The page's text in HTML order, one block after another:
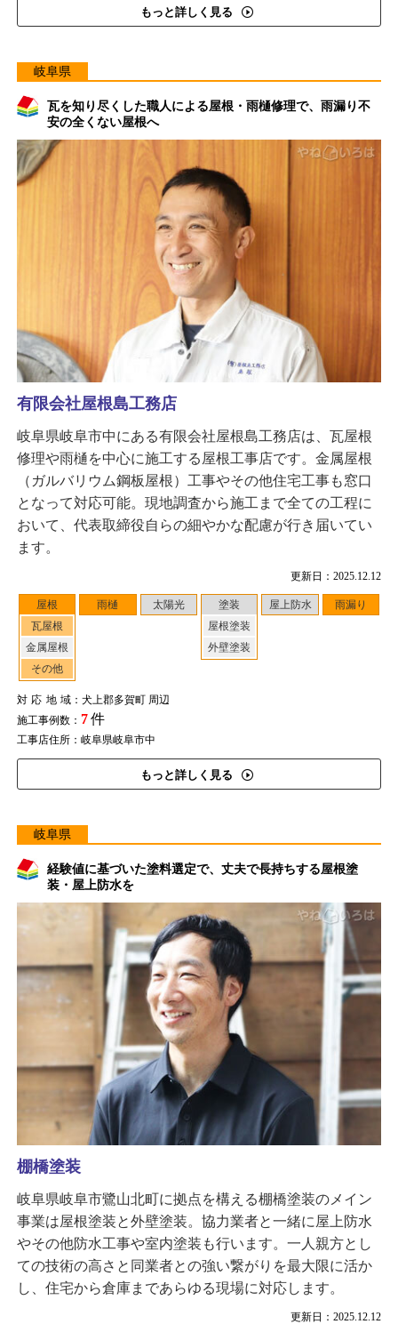
もっと詳しく見る
岐阜県
瓦を知り尽くした職人による屋根・雨樋修理で、雨漏り不
安の全くない屋根へ
更新日：2025.12.12
屋根
瓦屋根
金属屋根
その他
雨樋 太陽光
塗装
屋根塗装
外壁塗装
屋上防水 雨漏り
対応地域：犬上郡多賀町 周辺
施工事例数： 7件
工事店住所：岐阜県岐阜市中
もっと詳しく見る
有限会社屋根島工務店
岐阜県岐阜市中にある有限会社屋根島工務店は、瓦屋根
修理や雨樋を中心に施工する屋根工事店です。金属屋根
（ガルバリウム鋼板屋根）工事やその他住宅工事も窓口
となって対応可能。現地調査から施工まで全ての工程に
おいて、代表取締役自らの細やかな配慮が行き届いてい
ます。
岐阜県
経験値に基づいた塗料選定で、丈夫で長持ちする屋根塗
装・屋上防水を
更新日：2025.12.12
棚橋塗装
岐阜県岐阜市鷺山北町に拠点を構える棚橋塗装のメイン
事業は屋根塗装と外壁塗装。協力業者と一緒に屋上防水
やその他防水工事や室内塗装も行います。一人親方とし
ての技術の高さと同業者との強い繋がりを最大限に活か
し、住宅から倉庫まであらゆる現場に対応します。